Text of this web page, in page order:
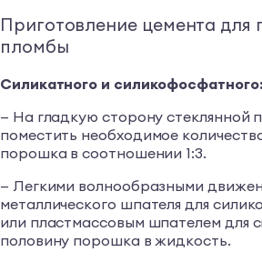
Приготовление цемента для
пломбы
Силикатного и силикофосфатного:
— На гладкую сторону стеклянной
поместить необходимое
порошка в соотношении 1:3.
— Легкими волнообразными
металлического шпателя для
или пластмассовым шпателем для
половину порошка в жидкость.